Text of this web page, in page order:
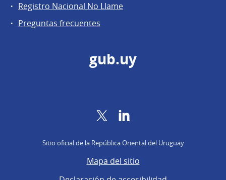
Registro Nacional No Llame
Preguntas frecuentes
gub.uy
Twitter
Sitio oficial de la República Oriental del Uruguay
Mapa del sitio